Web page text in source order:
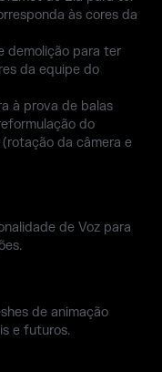
às cores da
demolição para ter
da equipe do
à prova de balas
do
da câmera e
de Voz para
de animação
e futuros.